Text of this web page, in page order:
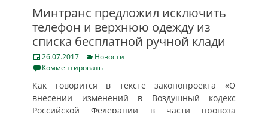
Минтранс предложил исключить
телефон и верхнюю одежду из
списка бесплатной ручной клади
Posted
on
26.07.2017 Categories
Новости
Комментировать
Как говорится в тексте законопроекта «О
внесении изменений в Воздушный кодекс
Российской Федерации в части провоза